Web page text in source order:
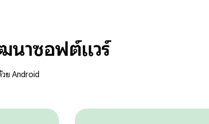
นาซอฟต์แวร์
ย Android